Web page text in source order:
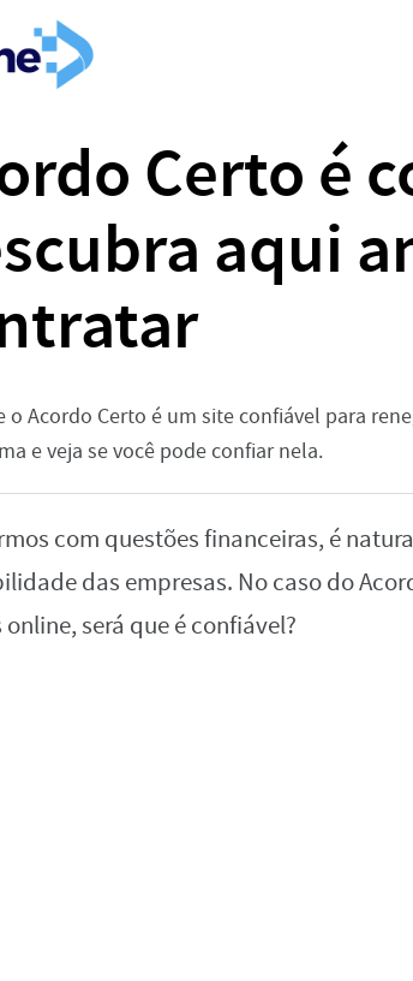
Certo é
aqui
o Acordo Certo é um site confiável para
e veja se você pode confiar nela.
com questões financeiras, é
das empresas. No caso do
será que é confiável?